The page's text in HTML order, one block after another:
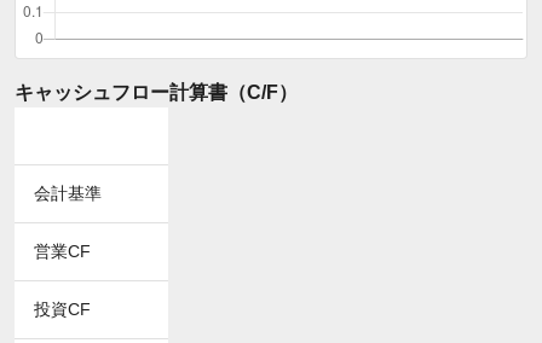
キャッシュフロー計算書（C/F）
会計基準
営業CF
投資CF